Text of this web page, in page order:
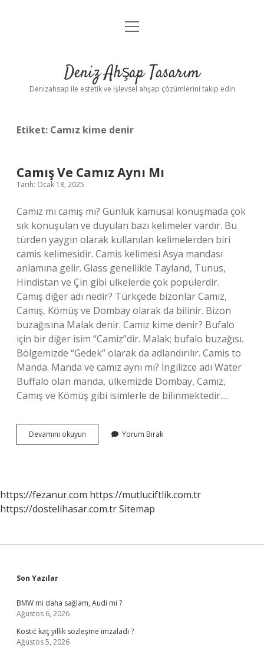
Anasayfa
Yasal Uyarı
menüyü
Deniz Ahşap Tasarım
Denizahsap ile estetik ve işlevsel ahşap çözümlerini takip edin
Etiket: Camız kime denir
Camış Ve Camız Aynı Mı
Tarih: Ocak 18, 2025
Camız mı camış mı? Günlük kamusal konuşmada çok
sık konuşulan ve duyulan bazı kelimeler vardır. Bu
türden yaygın olarak kullanılan kelimelerden biri
camis kelimesidir. Camis kelimesi Asya mandası
anlamına gelir. Glass genellikle Tayland, Tunus,
Hindistan ve Çin gibi ülkelerde çok popülerdir.
Camış diğer adı nedir? Türkçede bizonlar Camız,
Camış, Kömüş ve Dombay olarak da bilinir. Bizon
buzağısına Malak denir. Camız kime denir? Bufalo
için bir diğer isim “Camiz”dir. Malak; bufalo buzağısı.
Bölgemizde “Gedek” olarak da adlandırılır. Camis to
Manda. Manda ve camız aynı mı? İngilizce adı Water
Buffalo olan manda, ülkemizde Dombay, Camız,
Camış ve Kömüş gibi isimlerle de bilinmektedir.…
Devamını okuyun
Ve
Yorum Bırak
https://fezanur.com https://mutluciftlik.com.tr
https://dostelihasar.com.trSitemap
Sidebar
Son Yazılar
BMW mi daha sağlam, Audi mi ?
Ağustos 6, 2026
Kostić kaç yıllık sözleşme imzaladı ?
Ağustos 5, 2026